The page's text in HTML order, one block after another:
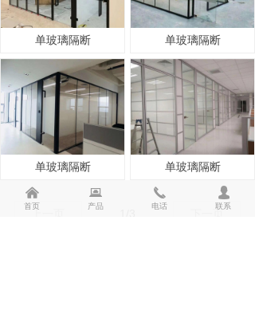
单玻璃隔断 单玻璃隔断
单玻璃隔断 单玻璃隔断
上一页 下一页
낀
首页
뀵
产品
끅
电话
넙
联系